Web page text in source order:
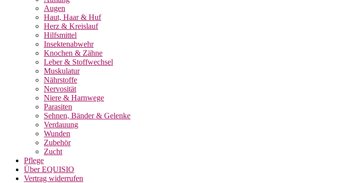
Augen
Haut, Haar & Huf
Herz & Kreislauf
Hilfsmittel
Insektenabwehr
Knochen & Zähne
Leber & Stoffwechsel
Muskulatur
Nährstoffe
Nervosität
Niere & Harnwege
Parasiten
Sehnen, Bänder & Gelenke
Verdauung
Wunden
Zubehör
Zucht
Pflege
Über EQUISIO
Vertrag widerrufen